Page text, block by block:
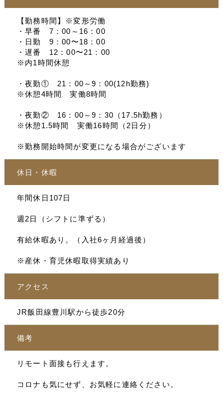
【勤務時間】※変形労働
・早番 7：00～16：00
・日勤 9：00〜18：00
・遅番 12：00〜21：00
※内1時間休憩
・夜勤① 21：00～9：00(12h勤務)
※休憩4時間 実働8時間
・夜勤② 16：00～9：30（17.5h勤務）
※休憩1.5時間 実働16時間（2日分）
※勤務開始時間が変更になる場合がございます
休日・休暇
年間休日107日
週2日（シフトに準ずる）
有給休暇あり。（入社6ヶ月経過後）
※産休・育児休暇取得実績あり
アクセス
JR飯田線豊川駅から徒歩20分
備考
リモート面接も行えます。
コロナも気にせず、お気軽に連絡ください。